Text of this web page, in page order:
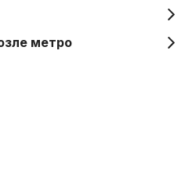
метро